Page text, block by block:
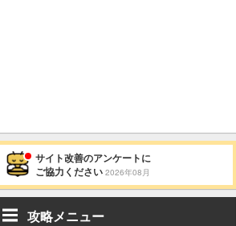
サイト改善のアンケートに
ご協力ください 2026年08月
攻略メニュー